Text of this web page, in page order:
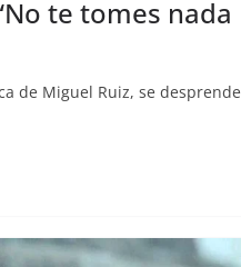
te tomes nada
de Miguel Ruiz, se desprende